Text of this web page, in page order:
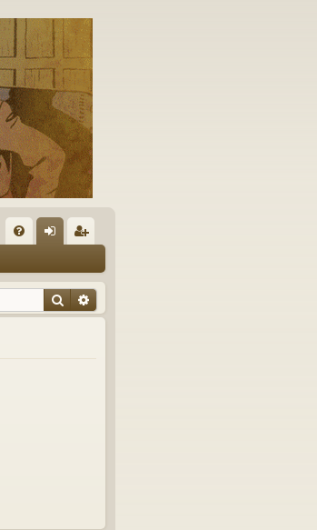
Q ne
xi
nr
eg
Rechercher
Recherche avancée